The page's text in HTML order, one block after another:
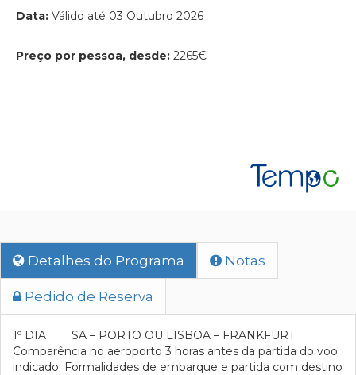
Data: Válido até 03 Outubro 2026
Preço por pessoa, desde: 2265€
Detalhes do Programa Notas
Pedido de Reserva
1º DIA SA – PORTO OU LISBOA – FRANKFURT
Comparência no aeroporto 3 horas antes da partida do voo
indicado. Formalidades de embarque e partida com destino